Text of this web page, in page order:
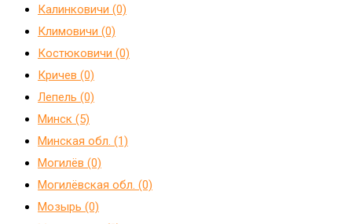
Калинковичи (0)
Климовичи (0)
Костюковичи (0)
Кричев (0)
Лепель (0)
Минск (5)
Минская обл. (1)
Могилёв (0)
Могилёвская обл. (0)
Мозырь (0)